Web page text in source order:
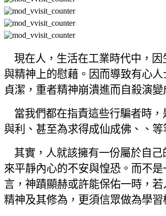
現在人，生活在工業時代中，
與精神上的慰藉。因而導致有心
貞潔，重者精神崩潰進而自殺演
當我們都在指責這些行騙者時
與利、甚至為求得成仙成佛、、
其實，人就該擁有一份屬於自
來平靜內心的不安與惶恐。而不
言，神蹟顯赫或許能保佑一時，
精神及其修為，更須信眾做為學